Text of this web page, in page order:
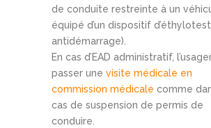
de conduite restreinte à un
équipé d’un dispositif d’éthylotest
antidémarrage).
En cas d’EAD administratif,
passer une visite médicale en
commission médicale comme
cas de suspension de permis de
conduire.